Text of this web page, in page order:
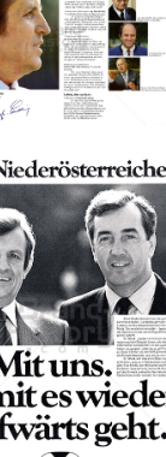
ÖVP -
Volkspartei
ÖVP -
Österreichische
Volkspartei
1980
Bild-ID: 68079
ÖVP -
Österreichische
Volkspartei
ÖVP -
Österreichische
Volkspartei